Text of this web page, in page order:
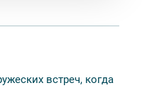
встреч, когда